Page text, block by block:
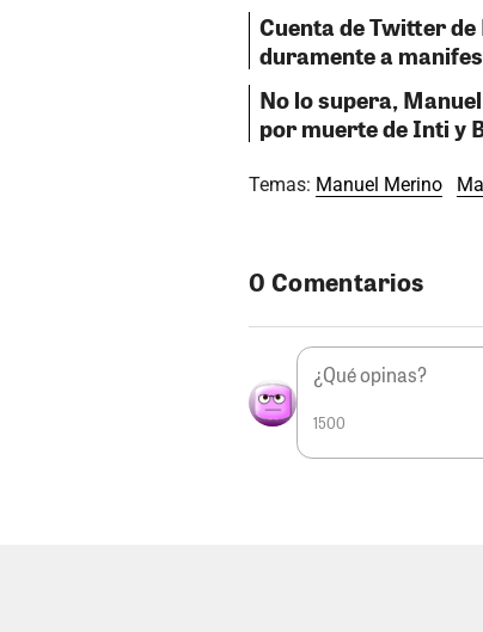
Cuenta de Twitter
duramente a
No lo supera,
por muerte de Inti y
Temas: Manuel Merino
0 Comentarios
1500